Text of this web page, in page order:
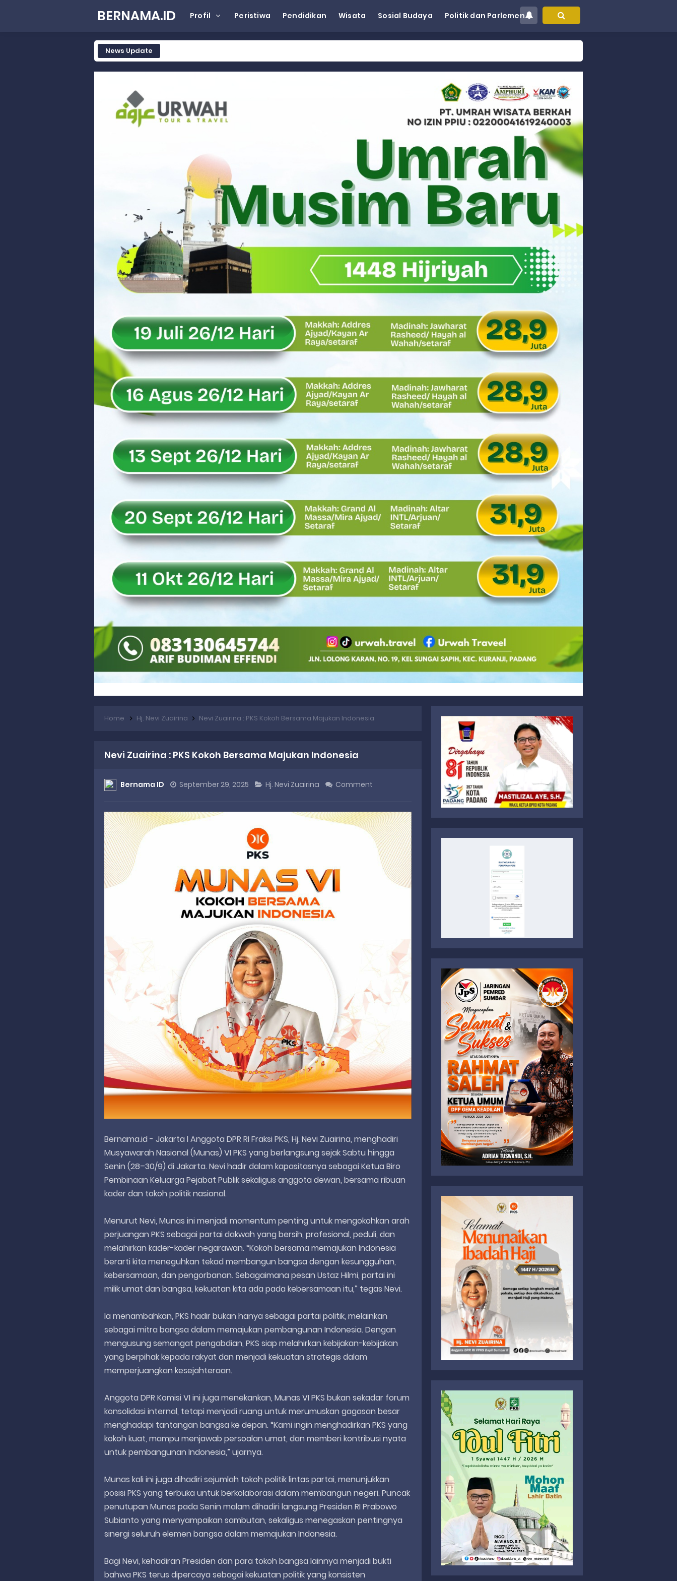
BERNAMA.ID Profil Peristiwa Pendidikan Wisata Sosial Budaya Politik dan Parlemen
News Update
Rahmat Saleh Komitmen Penguatan Kapasitas Dai dan Akademisi
Rahmat Saleh Resmikan Hunian Tetap KARTA untuk Korban Banjir Bandang di Sumbar
Wakili Gubernur Sumbar, Kabiro Kesra Hadiri dan Berikan Arahan pada MTQ Nasional ke-50 Tingkat Kec. Sungai Limau
RELIS KEJAKSAAN TINGGI SUMATERA BARAT
RELIS KEJAKSAAN TINGGI SUMATERA BARAT
RELIS KEJAKSAAN TINGGI SUMATERA BARAT
Peringati Hari Koperasi ke-79, Wagub Sumbar Dorong Koperasi Jadi Motor Penggerak Ekonomi Rakyat
Dilantik sebagai Ketua Umum Gema Keadilan, Rahmat Saleh Ajak Anak Muda Jadi Pemimpin Bangsa
Bangunan Liar di Atas Aset PT KAI Diduga Dibiarkan, Publik Pertanyakan Ketegasan Penegakan Hukum
Soal Isu Kejati Sumatera Barat Jemput Mahasiswa Paska Demo, Ini Bantahan Asintel Kejati Sumbar
Danrem 032/Wbr: Jadikan Pengabdian sebagai Ibadah kepada Tuhan Yang Maha Esa
Ini Penjelasan Kejaksaan Tinggi Sumatera Barat tentang Kasus Jembatan Sikabu Padang Pariaman
Rahmat Saleh Ingatkan Agrinas soal Defisit Operasional dan Pendapatan
Danrem 032/Wbr Kunjungi Kodim 0311/Pesisir Selatan, Apresiasi Dedikasi Prajurit Dukung Pembangunan Nasional
Sita Uang Tunai Rp 3 M terkait Kasus Dermaga Labuhan Bajau di Mentawai, Ini Penjelasan Tim Penyidik Kejaksaan Tinggi Sumbar
Rahmat Saleh Sebut Langkah Dony Oskaria Audit 750 BUMN Momentum Perbaikan Tata Kelola
Rahmat Saleh Puji Kinerja Dony Oskaria, Laba BUMN Meningkat dan Transformasi Berjalan Tanpa PHK Massal
DANREM 032/WIRABRAJA RESMIKAN JEMBATAN BAILEY DI NAGARI SALAREH AIA TIMUR, WUJUD NYATA KEPEDULIAN TNI UNTUK MASYARAKAT
Dialog Inspiratif di Agam, Legislator Nevi Zuairina Sampaikan Hal Ini
Danpusterad Resmi Tutup Program Bakti TNI AD Untuk Rakyat di Kabupaten Kepulauan Mentawai
Rahmat Saleh Nilai Penataan BUMN Perlu, Asalkan Layanan Publik Tetap Terjaga
Saturday, 8 August
Home Hj. Nevi Zuairina Nevi Zuairina : PKS Kokoh Bersama Majukan Indonesia
Nevi Zuairina : PKS Kokoh Bersama Majukan Indonesia
Bernama ID September 29, 2025 Hj. Nevi Zuairina Comment
Bernama.id - Jakarta l Anggota DPR RI Fraksi PKS, Hj. Nevi Zuairina, menghadiri
Musyawarah Nasional (Munas) VI PKS yang berlangsung sejak Sabtu hingga
Senin (28–30/9) di Jakarta. Nevi hadir dalam kapasitasnya sebagai Ketua Biro
Pembinaan Keluarga Pejabat Publik sekaligus anggota dewan, bersama ribuan
kader dan tokoh politik nasional.
Menurut Nevi, Munas ini menjadi momentum penting untuk mengokohkan arah
perjuangan PKS sebagai partai dakwah yang bersih, profesional, peduli, dan
melahirkan kader-kader negarawan. “Kokoh bersama memajukan Indonesia
berarti kita meneguhkan tekad membangun bangsa dengan kesungguhan,
kebersamaan, dan pengorbanan. Sebagaimana pesan Ustaz Hilmi, partai ini
milik umat dan bangsa, kekuatan kita ada pada kebersamaan itu,” tegas Nevi.
Ia menambahkan, PKS hadir bukan hanya sebagai partai politik, melainkan
sebagai mitra bangsa dalam memajukan pembangunan Indonesia. Dengan
mengusung semangat pengabdian, PKS siap melahirkan kebijakan-kebijakan
yang berpihak kepada rakyat dan menjadi kekuatan strategis dalam
memperjuangkan kesejahteraan.
Anggota DPR Komisi VI ini juga menekankan, Munas VI PKS bukan sekadar forum
konsolidasi internal, tetapi menjadi ruang untuk merumuskan gagasan besar
menghadapi tantangan bangsa ke depan. “Kami ingin menghadirkan PKS yang
kokoh kuat, mampu menjawab persoalan umat, dan memberi kontribusi nyata
untuk pembangunan Indonesia,” ujarnya.
Munas kali ini juga dihadiri sejumlah tokoh politik lintas partai, menunjukkan
posisi PKS yang terbuka untuk berkolaborasi dalam membangun negeri. Puncak
penutupan Munas pada Senin malam dihadiri langsung Presiden RI Prabowo
Subianto yang menyampaikan sambutan, sekaligus menegaskan pentingnya
sinergi seluruh elemen bangsa dalam memajukan Indonesia.
Bagi Nevi, kehadiran Presiden dan para tokoh bangsa lainnya menjadi bukti
bahwa PKS terus dipercaya sebagai kekuatan politik yang konsisten